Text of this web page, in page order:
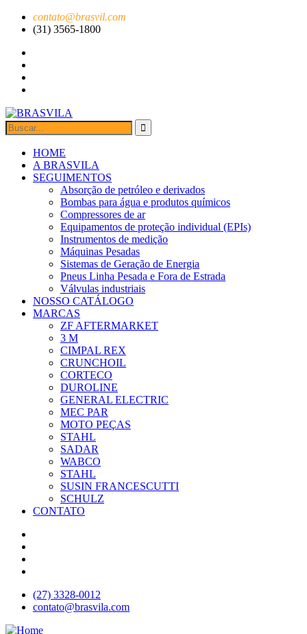
contato@brasvil.com
(31) 3565-1800
HOME
A BRASVILA
SEGUIMENTOS
Absorção de petróleo e derivados
Bombas para água e produtos químicos
Compressores de ar
Equipamentos de proteção individual (EPIs)
Instrumentos de medição
Máquinas Pesadas
Sistemas de Geração de Energia
Pneus Linha Pesada e Fora de Estrada
Válvulas industriais
NOSSO CATÁLOGO
MARCAS
ZF AFTERMARKET
3 M
CIMPAL REX
CRUNCHOIL
CORTECO
DUROLINE
GENERAL ELECTRIC
MEC PAR
MOTO PEÇAS
STAHL
SADAR
WABCO
STAHL
SUSIN FRANCESCUTTI
SCHULZ
CONTATO
(27) 3328-0012
contato@brasvila.com